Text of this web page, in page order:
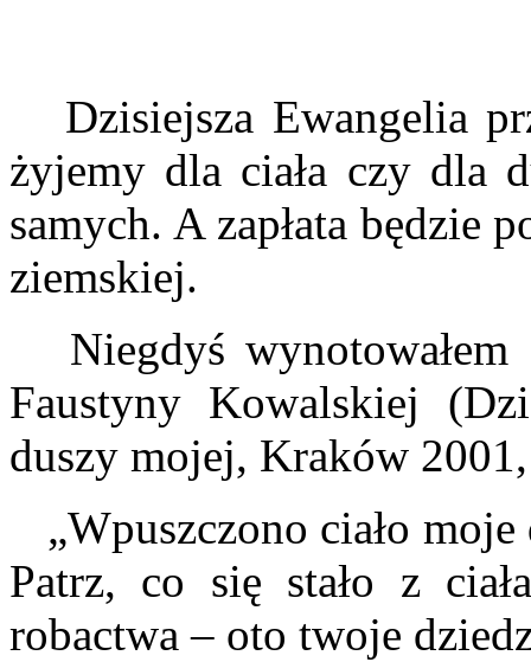
Dzisiejsza Ewangelia
żyjemy dla ciała czy dla
samych. A zapłata będzie
ziemskiej.
Niegdyś wynotowałem
Faustyny Kowalskiej
duszy mojej, Kraków
„Wpuszczono ciało
Patrz, co się stało z
robactwa – oto twoje